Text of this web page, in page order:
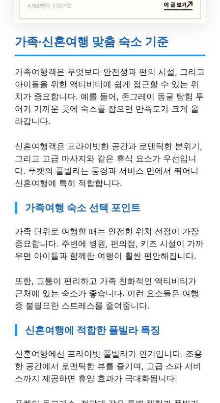
4,988명이 읽었어요 이 글 보기
가족·신혼여행 맞춤 숙소 기준
가족여행객은 무엇보다 안전성과 편의 시설, 그리고
아이들을 위한 액티비티에 쉽게 접근할 수 있는 위
치가 중요합니다. 예를 들어, 존그레이 동굴 탐험 투
어가 가까운 곳에 숙소를 잡으면 만족도가 크게 올
라갑니다.
신혼여행객은 프라이빗한 공간과 로맨틱한 분위기,
그리고 고급 마사지와 같은 휴식 요소가 우선입니
다. 푸켓의 풀빌라는 풍경과 서비스 면에서 뛰어나
신혼여행에 특히 적합합니다.
가족여행 숙소 선택 포인트
가족 단위로 여행할 때는 안전한 위치 선정이 가장
중요합니다. 주변에 병원, 편의점, 키즈 시설이 가까
우면 아이들과 함께한 여행이 훨씬 편안해집니다.
또한, 교통이 편리하고 가족 친화적인 액티비티가
근처에 있는 숙소가 좋습니다. 이런 요소들은 여행
중 불필요한 스트레스를 줄여줍니다.
신혼여행에 적합한 풀빌라 특징
신혼여행에선 프라이빗 풀빌라가 인기입니다. 조용
한 공간에서 로맨틱한 뷰를 즐기며, 고급 스파 서비
스까지 제공하면 휴양 효과가 극대화됩니다.